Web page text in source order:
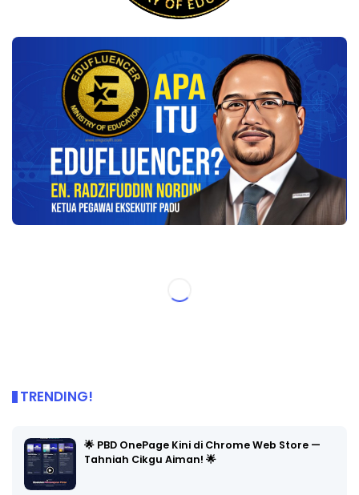
TRENDING!
🌟 PBD OnePage Kini di Chrome Web Store —
Tahniah Cikgu Aiman! 🌟